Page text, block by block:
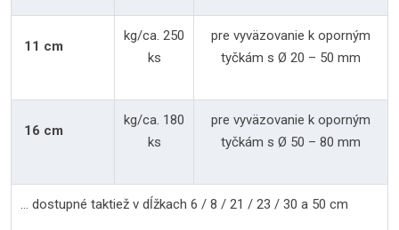
11 cm
kg/ca. 250
ks
pre vyväzovanie k oporným
tyčkám s Ø 20 – 50 mm
16 cm
kg/ca. 180
ks
pre vyväzovanie k oporným
tyčkám s Ø 50 – 80 mm
… dostupné taktiež v dĺžkach 6 / 8 / 21 / 23 / 30 a 50 cm